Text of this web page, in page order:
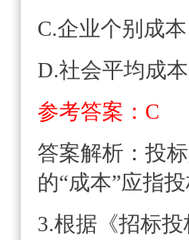
C.企业个别成本
D.社会平均成本
参考答案：C
答案解析： 投
的“成本”应指
3.根据《招标